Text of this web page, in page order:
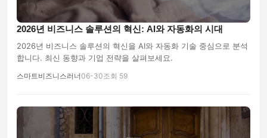
2026년 비즈니스 솔루션의 혁신: AI와 자동화의 시대
2026년 비즈니스 솔루션의 혁신을 AI와 자동화 기술 중심으로 분석
합니다. 최신 동향과 기업 전략을 살펴보세요.
스마트비즈니스러너06-30조회 59